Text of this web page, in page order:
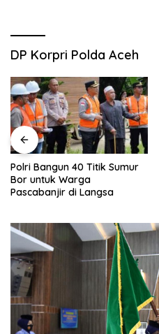
DP Korpri Polda Aceh
Polri Bangun 40 Titik Sumur
Bor untuk Warga
Pascabanjir di Langsa